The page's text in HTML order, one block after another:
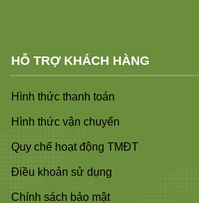
HỖ TRỢ KHÁCH HÀNG
Hình thức thanh toán
Hình thức vận chuyển
Quy chế hoạt động TMĐT
Điều khoản sử dụng
Chính sách bảo mật